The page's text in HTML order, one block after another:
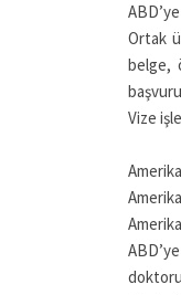
Ortak
belge,
Vize